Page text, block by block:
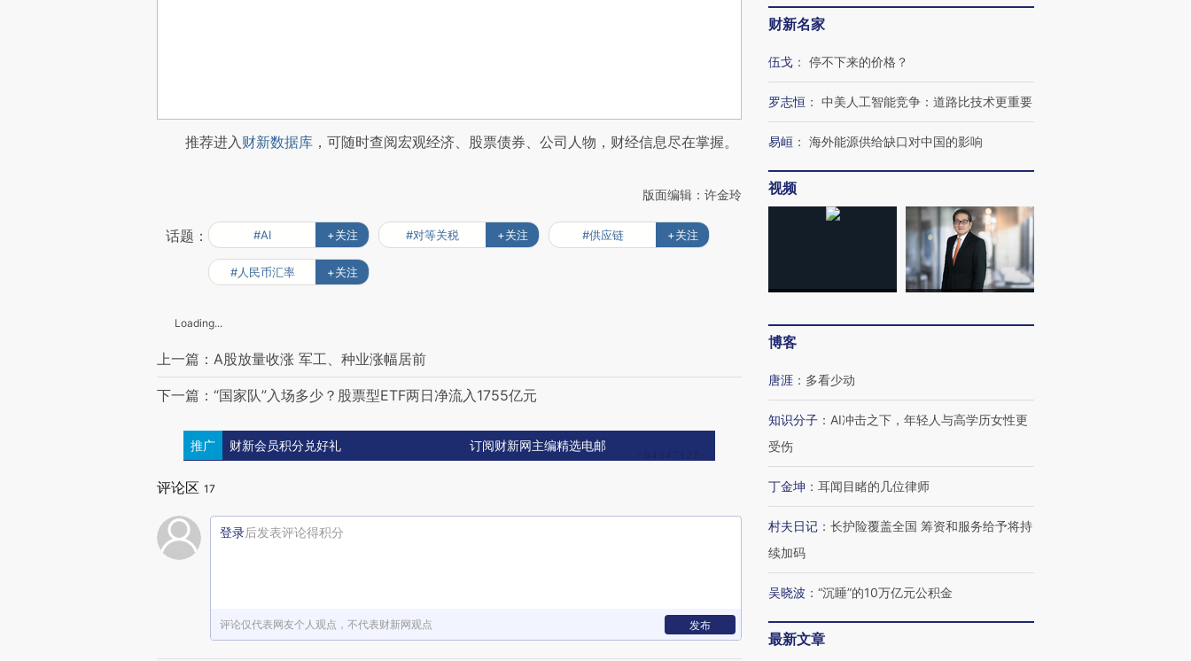
推荐进入财新数据库 ，可随时查阅宏观经济、股票债券、公司人物，财经信息尽在掌握。
版面编辑：许金玲
话题： #AI +关注 #对等关税 +关注 #供应链 +关注
#人民币汇率 +关注
Loading...
上一篇：A股放量收涨 军工、种业涨幅居前
下一篇：“国家队”入场多少？股票型ETF两日净流入1755亿元
推广 财新会员积分兑好礼 订阅财新网主编精选电邮
评论区 17
登录后发表评论得积分
评论仅代表网友个人观点，不代表财新网观点 发布
财新名家
伍戈 ： 停不下来的价格？
罗志恒 ： 中美人工智能竞争：道路比技术更重要
易峘 ： 海外能源供给缺口对中国的影响
视频
博客
唐涯 ： 多看少动
知识分子 ： AI冲击之下，年轻人与高学历女性更
受伤
丁金坤 ： 耳闻目睹的几位律师
村夫日记 ： 长护险覆盖全国 筹资和服务给予将持
续加码
吴晓波 ： “沉睡”的10万亿元公积金
最新文章